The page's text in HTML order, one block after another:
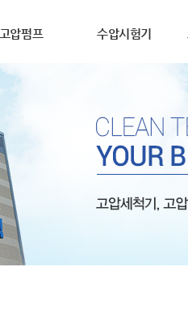
고압펌프 수압시험기